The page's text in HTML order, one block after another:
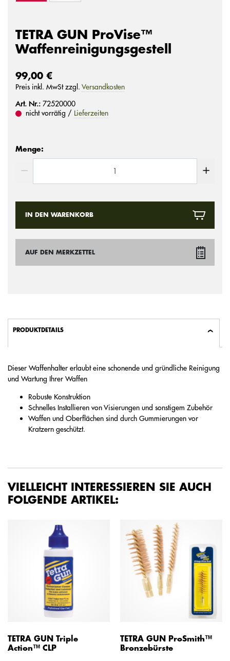
TETRA GUN ProVise™
Waffenreinigungsgestell
99,00 €
Preis inkl. MwSt zzgl. Versandkosten
Art. Nr.: 72520000
nicht vorrätig / Lieferzeiten
Menge:
IN DEN WARENKORB
AUF DEN MERKZETTEL
PRODUKTDETAILS
Dieser Waffenhalter erlaubt eine schonende und gründliche Reinigung
und Wartung Ihrer Waffen
Robuste Konstruktion
Schnelles Installieren von Visierungen und sonstigem Zubehör
Waffen und Oberflächen sind durch Gummierungen vor
Kratzern geschützt.
VIELLEICHT INTERESSIEREN SIE AUCH
FOLGENDE ARTIKEL:
TETRA GUN Triple
Action™ CLP
TETRA GUN ProSmith™
Bronzebürste